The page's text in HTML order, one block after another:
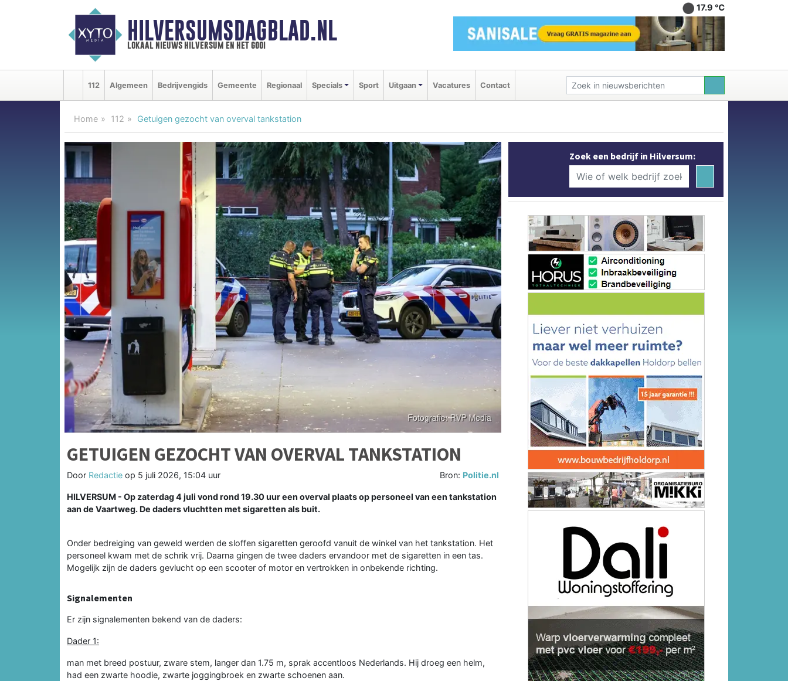
HILVERSUMSDAGBLAD.NL
lokaal nieuws hilversum en het gooi
17.9 ℃
112 Algemeen Bedrijvengids Gemeente Regionaal Specials Sport Uitgaan Vacatures Contact
Home 112 Getuigen gezocht van overval tankstation
GETUIGEN GEZOCHT VAN OVERVAL TANKSTATION
Door Redactie op 5 juli 2026, 15:04 uur Bron: Politie.nl
HILVERSUM - Op zaterdag 4 juli vond rond 19.30 uur een overval plaats op personeel van een tankstation
aan de Vaartweg. De daders vluchtten met sigaretten als buit.
Onder bedreiging van geweld werden de sloffen sigaretten geroofd vanuit de winkel van het tankstation. Het
personeel kwam met de schrik vrij. Daarna gingen de twee daders ervandoor met de sigaretten in een tas.
Mogelijk zijn de daders gevlucht op een scooter of motor en vertrokken in onbekende richting.
Signalementen
Er zijn signalementen bekend van de daders:
Dader 1:
man met breed postuur, zware stem, langer dan 1.75 m, sprak accentloos Nederlands. Hij droeg een helm,
had een zwarte hoodie, zwarte joggingbroek en zwarte schoenen aan.
Zoek een bedrijf in Hilversum: